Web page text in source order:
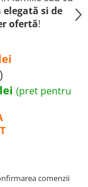
si de
ofertă!
(pret pentru
comenzii